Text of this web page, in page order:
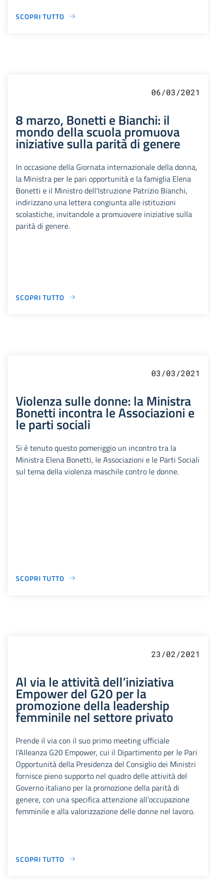
SCOPRI TUTTO
06/03/2021
8 marzo, Bonetti e Bianchi: il
mondo della scuola promuova
iniziative sulla parità di genere
In occasione della Giornata internazionale della donna,
la Ministra per le pari opportunità e la famiglia Elena
Bonetti e il Ministro dell’Istruzione Patrizio Bianchi,
indirizzano una lettera congiunta alle istituzioni
scolastiche, invitandole a promuovere iniziative sulla
parità di genere.
SCOPRI TUTTO
03/03/2021
Violenza sulle donne: la Ministra
Bonetti incontra le Associazioni e
le parti sociali
Si è tenuto questo pomeriggio un incontro tra la
Ministra Elena Bonetti, le Associazioni e le Parti Sociali
sul tema della violenza maschile contro le donne.
SCOPRI TUTTO
23/02/2021
Al via le attività dell’iniziativa
Empower del G20 per la
promozione della leadership
femminile nel settore privato
Prende il via con il suo primo meeting ufficiale
l’Alleanza G20 Empower, cui il Dipartimento per le Pari
Opportunità della Presidenza del Consiglio dei Ministri
fornisce pieno supporto nel quadro delle attività del
Governo italiano per la promozione della parità di
genere, con una specifica attenzione all’occupazione
femminile e alla valorizzazione delle donne nel lavoro.
SCOPRI TUTTO